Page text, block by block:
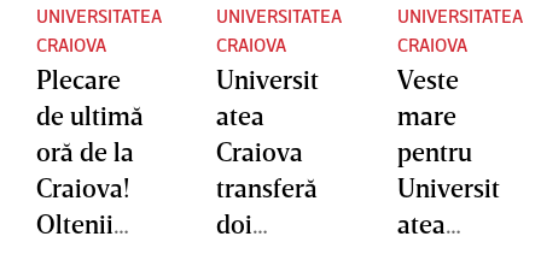
UNIVERSITATEA
CRAIOVA
Plecare
de ultimă
oră de la
Craiova!
Oltenii
UNIVERSITATEA
CRAIOVA
Universit
atea
Craiova
transferă
doi
UNIVERSITATEA
CRAIOVA
Veste
mare
pentru
Universit
atea